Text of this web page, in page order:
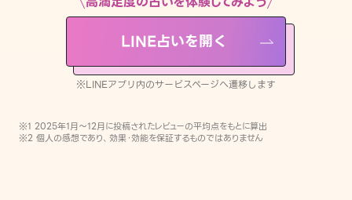
LINE占いを開く
※LINEアプリ内のサービスページへ遷移します
※1 2025年1月〜12月に投稿されたレビューの平均点をもとに算出
※2 個人の感想であり、効果・効能を保証するものではありません